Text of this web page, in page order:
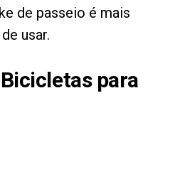
de passeio é mais
usar.
para